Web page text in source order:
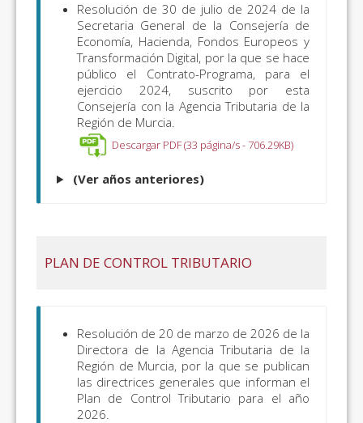
Resolución de 30 de julio de 2024 de la
Secretaria General de la Consejería de
Economía, Hacienda, Fondos Europeos y
Transformación Digital, por la que se hace
público el Contrato-Programa, para el
ejercicio 2024, suscrito por esta
Consejería con la Agencia Tributaria de la
Región de Murcia.
Descargar PDF (33 página/s - 706.29KB)
(Ver años anteriores)
PLAN DE CONTROL TRIBUTARIO
Resolución de 20 de marzo de 2026 de la
Directora de la Agencia Tributaria de la
Región de Murcia, por la que se publican
las directrices generales que informan el
Plan de Control Tributario para el año
2026.